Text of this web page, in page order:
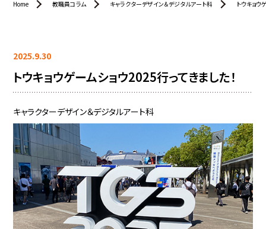
Home 教職員コラム キャラクターデザイン＆デジタルアート科 トウキョウ
2025.9.30
トウキョウゲームショウ2025行ってきました！
キャラクターデザイン＆デジタルアート科